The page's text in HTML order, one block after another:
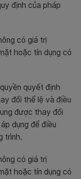
định của pháp
có giá trị
hoặc tín dụng có
quyết định
đổi thể lệ và điều
được thay đổi
dụng để điều
trình.
có giá trị
hoặc tín dụng có